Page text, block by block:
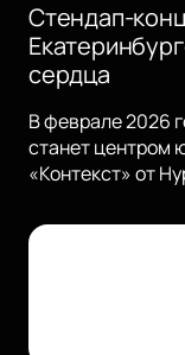
Стендап-
сердца
В феврале 2026
станет центром
«Контекст» от